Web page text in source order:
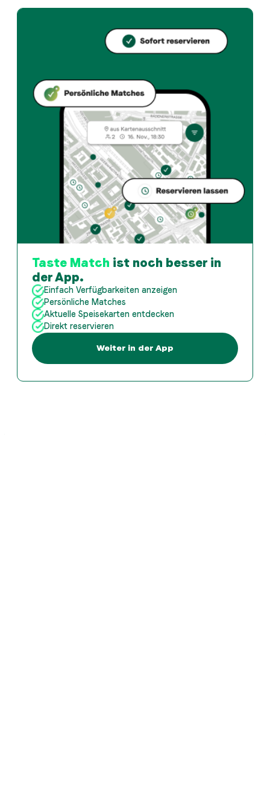
Dreispitz bietet zurich und Swiss restaurant an in
Reserviere direkt über die Taste Match App – in
Wann ist Dreispitz geöffnet?
Die Taste Match App analysiert deinen
Taste Match ist noch besser in
der App.
Einfach Verfügbarkeiten anzeigen
Persönliche Matches
Aktuelle Speisekarten entdecken
Direkt reservieren
Weiter in der App